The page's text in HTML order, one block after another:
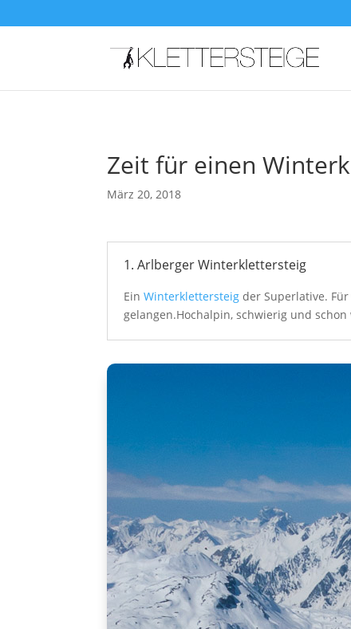
Zeit für einen
März 20, 2018
1. Arlberger Winterklettersteig
EinWinterklettersteig der Superlative.
gelangen.Hochalpin, schwierig und